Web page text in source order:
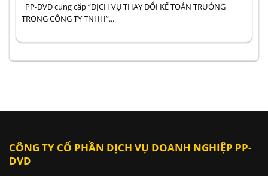
PP-DVD cung cấp “DỊCH VỤ THAY ĐỔI KẾ TOÁN TRƯỞNG
TRONG CÔNG TY TNHH”...
CÔNG TY CỔ PHẦN DỊCH VỤ DOANH NGHIỆP PP-
DVD